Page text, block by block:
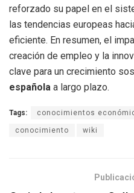
reforzado su papel en el
las tendencias europeas
eficiente. En resumen, el
creación de empleo y la
clave para un crecimiento
española a largo plazo.
Tags: conocimientos
conocimiento wiki